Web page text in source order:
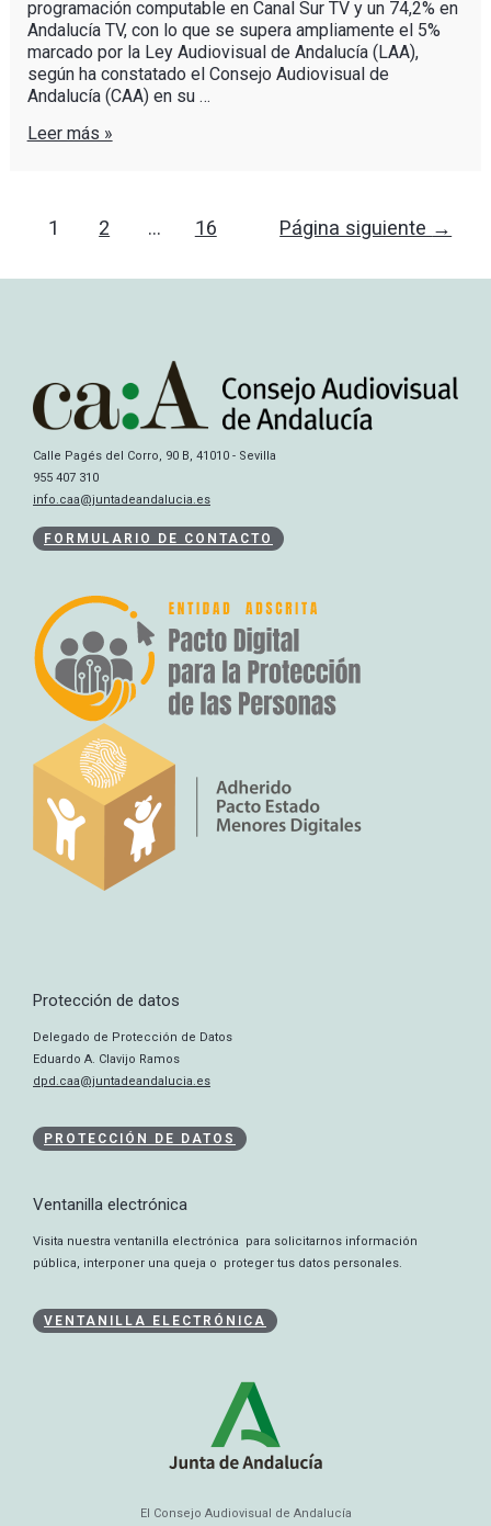
programación computable en Canal Sur TV y un 74,2% en
Andalucía TV, con lo que se supera ampliamente el 5%
marcado por la Ley Audiovisual de Andalucía (LAA),
según ha constatado el Consejo Audiovisual de
Andalucía (CAA) en su …
Leer más »
1 2 … 16 Página siguiente →
Calle Pagés del Corro, 90 B, 41010 - Sevilla
955 407 310
info.caa@juntadeandalucia.es
FORMULARIO DE CONTACTO
Protección de datos
Delegado de Protección de Datos
Eduardo A. Clavijo Ramos
dpd.caa@juntadeandalucia.es
PROTECCIÓN DE DATOS
Ventanilla electrónica
Visita nuestra ventanilla electrónica para solicitarnos información
pública, interponer una queja o proteger tus datos personales.
VENTANILLA ELECTRÓNICA
El Consejo Audiovisual de Andalucía